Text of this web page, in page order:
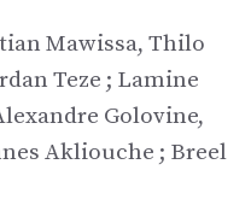
Mawissa, Thilo
Teze ; Lamine
Golovine,
Akliouche ; Breel